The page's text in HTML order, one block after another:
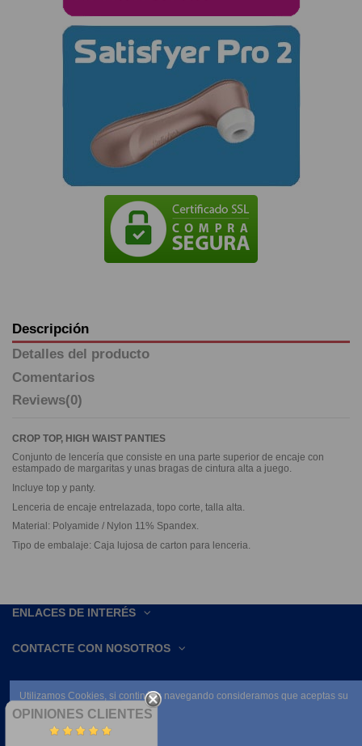
Descripción
Detalles del producto
Comentarios
Reviews(0)
CROP TOP, HIGH WAIST PANTIES
Conjunto de lencería que consiste en una parte superior de encaje con
estampado de margaritas y unas bragas de cintura alta a juego.
Incluye top y panty.
Lenceria de encaje entrelazada, topo corte, talla alta.
Material: Polyamide / Nylon 11% Spandex.
Tipo de embalaje: Caja lujosa de carton para lenceria.
ENLACES DE INTERÉS
CONTACTE CON NOSOTROS
OPINIONES CLIENTES
Utilizamos Cookies, si continúas navegando consideramos que aceptas su
uso.
Leer condiciones